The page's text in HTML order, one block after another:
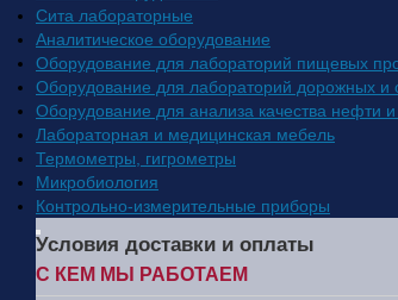
Сита лабораторные
Аналитическое оборудование
Оборудование для лабораторий пищевых
Оборудование для лабораторий дорожных и
Оборудование для анализа качества нефти
Лабораторная и медицинская мебель
Термометры, гигрометры
Микробиология
Контрольно-измерительные приборы
Условия доставки и оплаты
С КЕМ МЫ РАБОТАЕМ